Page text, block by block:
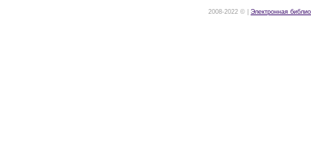
2008-2022 © | Электронная